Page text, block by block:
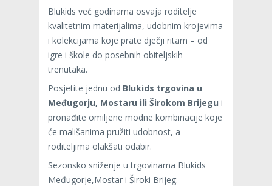
Blukids već godinama osvaja roditelje
kvalitetnim materijalima, udobnim krojevima
i kolekcijama koje prate dječji ritam – od
igre i škole do posebnih obiteljskih
trenutaka.
Posjetite jednu od Blukids trgovina u
Međugorju, Mostaru ili Širokom Brijegu i
pronađite omiljene modne kombinacije koje
će mališanima pružiti udobnost, a
roditeljima olakšati odabir.
Sezonsko sniženje u trgovinama Blukids
Međugorje,Mostar i Široki Brijeg.